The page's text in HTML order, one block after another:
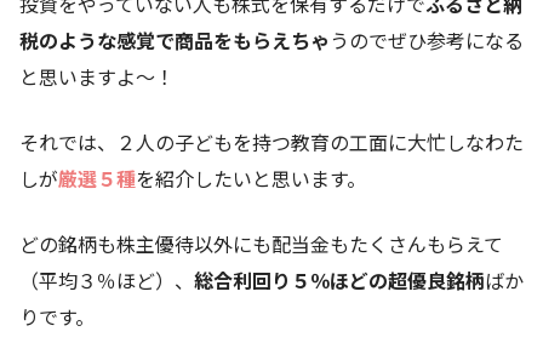
税のような感覚で商品をもらえちゃ うのでぜひ参考になる
と思いますよ～！
それでは、２人の子どもを持つ教育の工面に大忙しなわた
しが厳選５種を紹介したいと思います。
どの銘柄も株主優待以外にも配当金もたくさんもらえて
（平均３％ほど）、 総合利回り５％ほどの超優良銘柄ばか
りです。